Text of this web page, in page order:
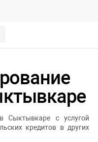
Сыктывкаре с услугой
кредитов в других